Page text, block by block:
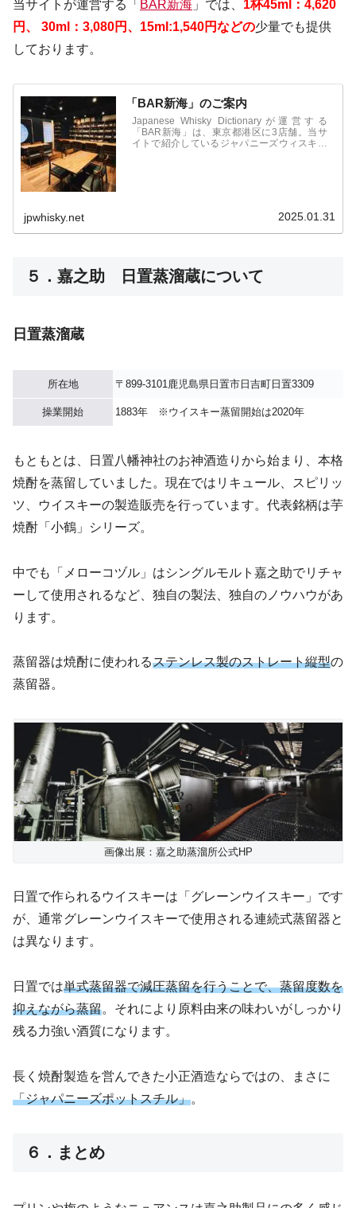
当サイトが運営する「 BAR新海 」では、 1杯45ml：4,620
円、
30ml：3,080円、15ml:1,540円などの少量でも提供
しております。
「BAR新海」のご案内
Japanese Whisky Dictionaryが運営する
「BAR新海」は、東京都港区に3店舗。当サ
イトで紹介しているジャパニーズウィスキー
jpwhisky.net 2025.01.31
５．嘉之助 日置蒸溜蔵について
日置蒸溜蔵
所在地 〒899-3101鹿児島県日置市日吉町日置3309
操業開始 1883年 ※ウイスキー蒸留開始は2020年
もともとは、日置八幡神社のお神酒造りから始まり、本格
焼酎を蒸留していました。現在ではリキュール、スピリッ
ツ、ウイスキーの製造販売を行っています。代表銘柄は芋
焼酎「小鶴」シリーズ。
中でも「メローコヅル」はシングルモルト嘉之助でリチャ
ーして使用されるなど、独自の製法、独自のノウハウがあ
ります。
蒸留器は焼酎に使われるステンレス製のストレート縦型の
蒸留器。
画像出展：嘉之助蒸溜所公式HP
日置で作られるウイスキーは「グレーンウイスキー」です
が、通常グレーンウイスキーで使用される連続式蒸留器と
は異なります。
日置では単式蒸留器で減圧蒸留を行うことで、蒸留度数を
抑えながら蒸留。それにより原料由来の味わいがしっかり
残る力強い酒質になります。
長く焼酎製造を営んできた小正酒造ならではの、まさに
「ジャパニーズポットスチル」。
６．まとめ